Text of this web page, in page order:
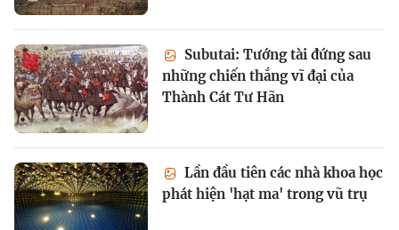
Subutai: Tướng tài đứng sau
những chiến thắng vĩ đại của
Thành Cát Tư Hãn
Lần đầu tiên các nhà khoa học
phát hiện 'hạt ma' trong vũ trụ